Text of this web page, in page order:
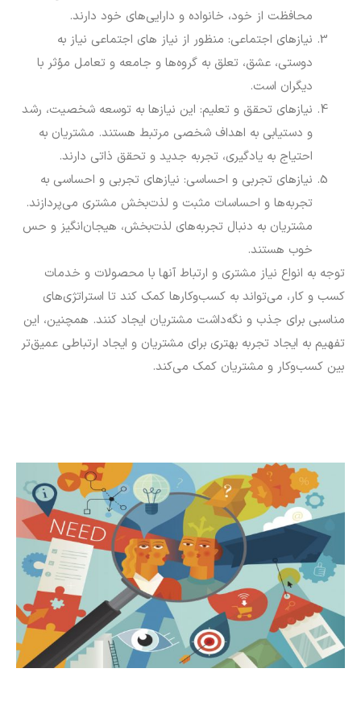
محافظت از خود، خانواده و دارایی‌های خود دارند.
نیازهای اجتماعی: منظور از نیاز های اجتماعی نیاز به
دوستی، عشق، تعلق به گروه‌ها و جامعه و تعامل مؤثر با
دیگران است.
نیازهای تحقق و تعلیم: این نیازها به توسعه شخصیت، رشد
و دستیابی به اهداف شخصی مرتبط هستند. مشتریان به
احتیاج به یادگیری، تجربه جدید و تحقق ذاتی دارند.
نیازهای تجربی و احساسی: نیاز‌های تجربی و احساسی به
تجربه‌ها و احساسات مثبت و لذت‌بخش مشتری می‌پردازند.
مشتریان به دنبال تجربه‌های لذت‌بخش، هیجان‌انگیز و حس
خوب هستند.
توجه به انواع نیاز مشتری و ارتباط آنها با محصولات و خدمات
کسب و کار، می‌تواند به کسب‌وکارها کمک کند تا استراتژی‌های
مناسبی برای جذب و نگه‌داشت مشتریان ایجاد کنند. همچنین، این
تفهیم به ایجاد تجربه بهتری برای مشتریان و ایجاد ارتباطی عمیق‌تر
بین کسب‌وکار و مشتریان کمک می‌کند.